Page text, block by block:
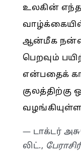
உலகின்
ஆன்மீக
பெறவும்
என்பதைக்
— டாக்டர்
லிட்.,